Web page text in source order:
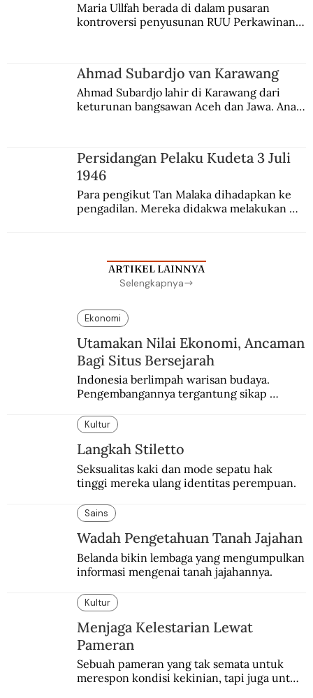
Maria Ullfah berada di dalam pusaran
kontroversi penyusunan RUU Perkawinan.
Ahmad Subardjo van Karawang
Ahmad Subardjo lahir di Karawang dari
keturunan bangsawan Aceh dan Jawa. Anak
Persidangan Pelaku Kudeta 3 Juli
1946
Para pengikut Tan Malaka dihadapkan ke
pengadilan. Mereka didakwa melakukan
ARTIKEL LAINNYA
Selengkapnya
Ekonomi
Utamakan Nilai Ekonomi, Ancaman
Bagi Situs Bersejarah
Indonesia berlimpah warisan budaya.
Pengembangannya tergantung sikap
Kultur
Langkah Stiletto
Seksualitas kaki dan mode sepatu hak
tinggi mereka ulang identitas perempuan.
Sains
Wadah Pengetahuan Tanah Jajahan
Belanda bikin lembaga yang mengumpulkan
informasi mengenai tanah jajahannya.
Kultur
Menjaga Kelestarian Lewat
Pameran
Sebuah pameran yang tak semata untuk
merespon kondisi kekinian, tapi juga untuk